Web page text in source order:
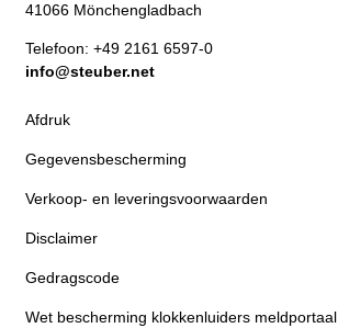
41066 Mönchengladbach
Telefoon: +49 2161 6597-0
info@steuber.net
Afdruk
Gegevensbescherming
Verkoop- en leveringsvoorwaarden
Disclaimer
Gedragscode
Wet bescherming klokkenluiders meldportaal